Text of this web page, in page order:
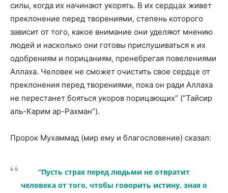
силы, когда их начинают укорять. В их сердцах живет
преклонение перед творениями, степень которого
зависит от того, какое внимание они уделяют мнению
людей и насколько они готовы прислушиваться к их
одобрениям и порицаниям, пренебрегая повелениями
Аллаха. Человек не сможет очистить свое сердце от
преклонения перед творениями, пока он ради Аллаха
не перестанет бояться укоров порицающих” (“Тайсир
аль-Карим ар-Рахман”).
Пророк Мухаммад (мир ему и благословение) сказал:
“Пусть страх перед людьми не отвратит
человека от того, чтобы говорить истину, зная о